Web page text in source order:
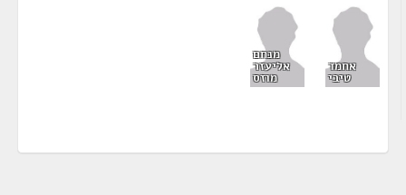
אחמד
טיבי
מנחם
אליעזר
מוזס